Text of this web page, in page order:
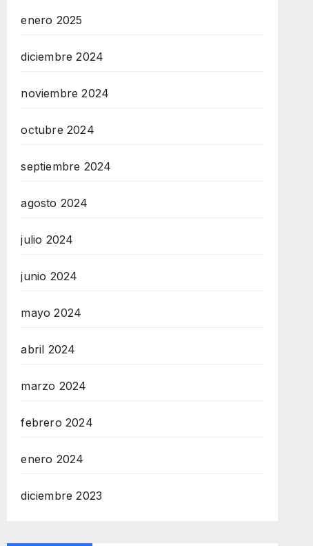
enero 2025
diciembre 2024
noviembre 2024
octubre 2024
septiembre 2024
agosto 2024
julio 2024
junio 2024
mayo 2024
abril 2024
marzo 2024
febrero 2024
enero 2024
diciembre 2023